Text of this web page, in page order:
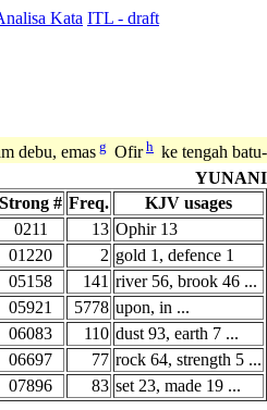
Kata ITL - draft
debu, emas g Ofir h ke tengah
YUNANI
Strong # Freq.
KJV usages
0211 13 Ophir 13
01220 2 gold 1, defence 1
05158 141 river 56, brook 46 ...
05921 5778 upon, in ...
06083 110 dust 93, earth 7 ...
06697 77 rock 64, strength 5 ...
07896 83 set 23, made 19 ...